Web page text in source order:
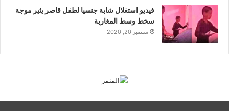
فيديو استغلال شابة جنسيا لطفل قاصر يثير موجة
سخط وسط المغاربة
سبتمبر 20, 2020